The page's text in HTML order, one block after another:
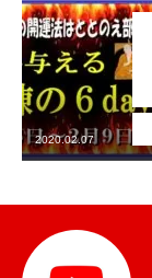
ブログ
お知らせ
芸能界
テニス
スポーツ
2020.02.07